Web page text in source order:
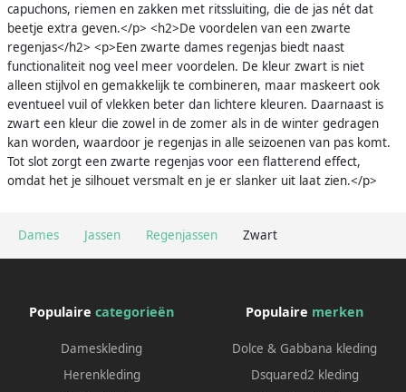
Dames Jassen Regenjassen Zwart
capuchons, riemen en zakken met ritssluiting, die de jas nét dat
beetje extra geven.</p> <h2>De voordelen van een zwarte
regenjas</h2> <p>Een zwarte dames regenjas biedt naast
functionaliteit nog veel meer voordelen. De kleur zwart is niet
alleen stijlvol en gemakkelijk te combineren, maar maskeert ook
eventueel vuil of vlekken beter dan lichtere kleuren. Daarnaast is
zwart een kleur die zowel in de zomer als in de winter gedragen
kan worden, waardoor je regenjas in alle seizoenen van pas komt.
Tot slot zorgt een zwarte regenjas voor een flatterend effect,
omdat het je silhouet versmalt en je er slanker uit laat zien.</p>
Populaire categorieën
Dameskleding
Herenkleding
Populaire merken
Dolce & Gabbana kleding
Dsquared2 kleding